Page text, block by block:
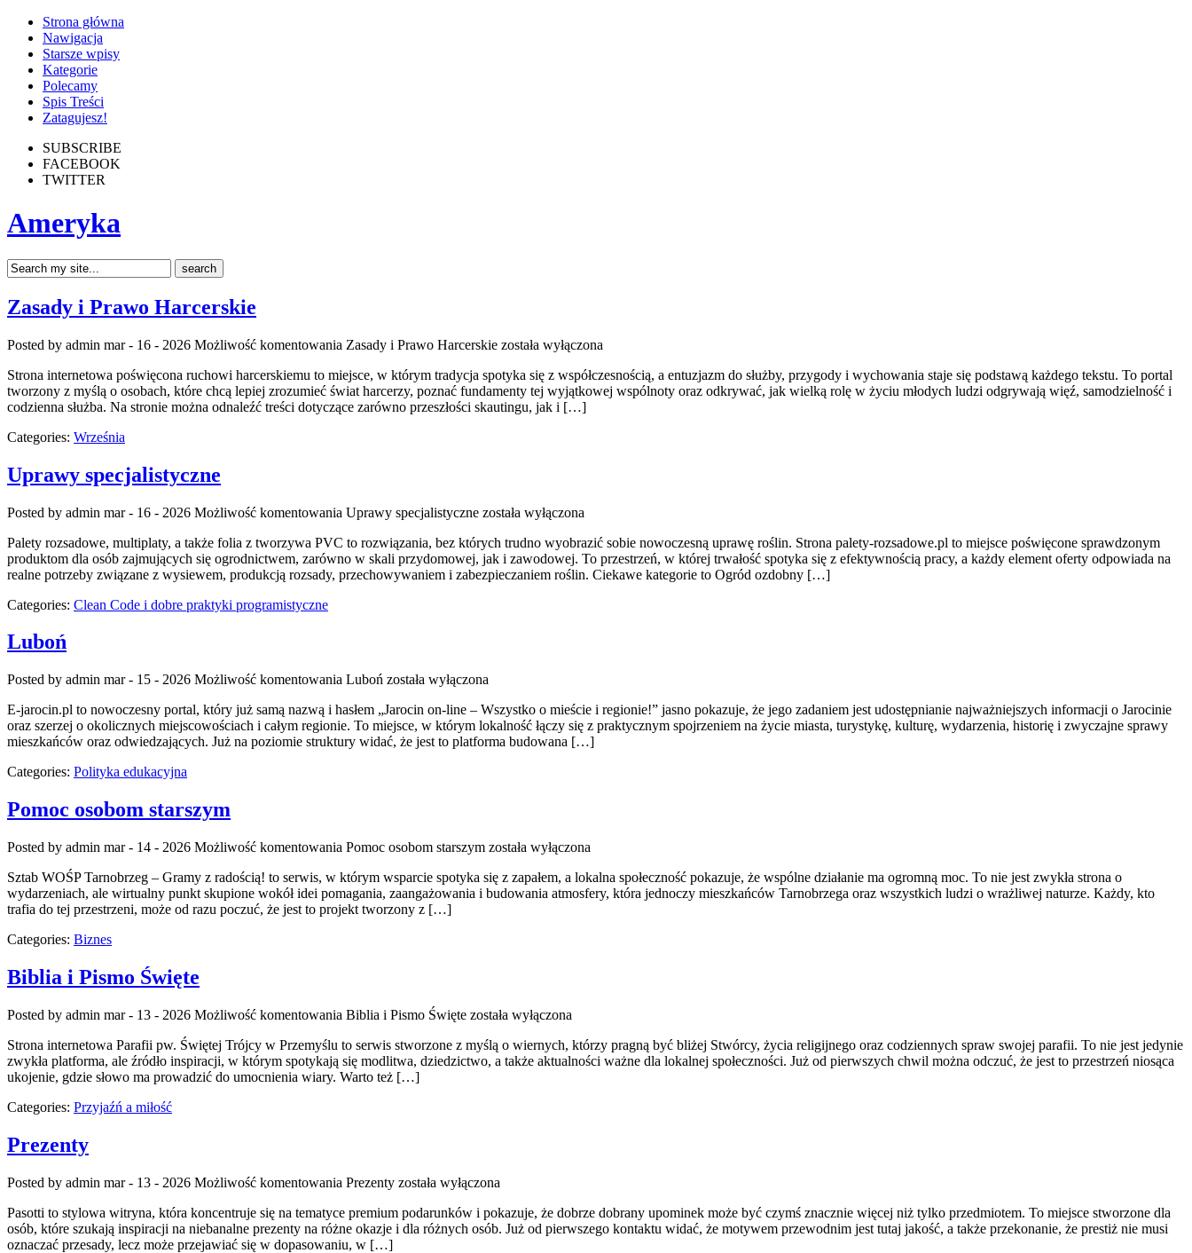
Strona główna
Nawigacja
Starsze wpisy
Kategorie
Polecamy
Spis Treści
Zatagujesz!
SUBSCRIBE
FACEBOOK
TWITTER
Ameryka
Zasady i Prawo Harcerskie
Posted by admin mar - 16 - 2026 Możliwość komentowania Zasady i Prawo Harcerskie została wyłączona
Strona internetowa poświęcona ruchowi harcerskiemu to miejsce, w którym tradycja spotyka się z współczesnością, a entuzjazm do służby, przygody i wychowania staje się podstawą każdego tekstu. To portal
tworzony z myślą o osobach, które chcą lepiej zrozumieć świat harcerzy, poznać fundamenty tej wyjątkowej wspólnoty oraz odkrywać, jak wielką rolę w życiu młodych ludzi odgrywają więź, samodzielność i
codzienna służba. Na stronie można odnaleźć treści dotyczące zarówno przeszłości skautingu, jak i […]
Categories: Września
Uprawy specjalistyczne
Posted by admin mar - 16 - 2026 Możliwość komentowania Uprawy specjalistyczne została wyłączona
Palety rozsadowe, multiplaty, a także folia z tworzywa PVC to rozwiązania, bez których trudno wyobrazić sobie nowoczesną uprawę roślin. Strona palety-rozsadowe.pl to miejsce poświęcone sprawdzonym
produktom dla osób zajmujących się ogrodnictwem, zarówno w skali przydomowej, jak i zawodowej. To przestrzeń, w której trwałość spotyka się z efektywnością pracy, a każdy element oferty odpowiada na
realne potrzeby związane z wysiewem, produkcją rozsady, przechowywaniem i zabezpieczaniem roślin. Ciekawe kategorie to Ogród ozdobny […]
Categories: Clean Code i dobre praktyki programistyczne
Luboń
Posted by admin mar - 15 - 2026 Możliwość komentowania Luboń została wyłączona
E-jarocin.pl to nowoczesny portal, który już samą nazwą i hasłem „Jarocin on-line – Wszystko o mieście i regionie!” jasno pokazuje, że jego zadaniem jest udostępnianie najważniejszych informacji o Jarocinie
oraz szerzej o okolicznych miejscowościach i całym regionie. To miejsce, w którym lokalność łączy się z praktycznym spojrzeniem na życie miasta, turystykę, kulturę, wydarzenia, historię i zwyczajne sprawy
mieszkańców oraz odwiedzających. Już na poziomie struktury widać, że jest to platforma budowana […]
Categories: Polityka edukacyjna
Pomoc osobom starszym
Posted by admin mar - 14 - 2026 Możliwość komentowania Pomoc osobom starszym została wyłączona
Sztab WOŚP Tarnobrzeg – Gramy z radością! to serwis, w którym wsparcie spotyka się z zapałem, a lokalna społeczność pokazuje, że wspólne działanie ma ogromną moc. To nie jest zwykła strona o
wydarzeniach, ale wirtualny punkt skupione wokół idei pomagania, zaangażowania i budowania atmosfery, która jednoczy mieszkańców Tarnobrzega oraz wszystkich ludzi o wrażliwej naturze. Każdy, kto
trafia do tej przestrzeni, może od razu poczuć, że jest to projekt tworzony z […]
Categories: Biznes
Biblia i Pismo Święte
Posted by admin mar - 13 - 2026 Możliwość komentowania Biblia i Pismo Święte została wyłączona
Strona internetowa Parafii pw. Świętej Trójcy w Przemyślu to serwis stworzone z myślą o wiernych, którzy pragną być bliżej Stwórcy, życia religijnego oraz codziennych spraw swojej parafii. To nie jest jedynie
zwykła platforma, ale źródło inspiracji, w którym spotykają się modlitwa, dziedzictwo, a także aktualności ważne dla lokalnej społeczności. Już od pierwszych chwil można odczuć, że jest to przestrzeń niosąca
ukojenie, gdzie słowo ma prowadzić do umocnienia wiary. Warto też […]
Categories: Przyjaźń a miłość
Prezenty
Posted by admin mar - 13 - 2026 Możliwość komentowania Prezenty została wyłączona
Pasotti to stylowa witryna, która koncentruje się na tematyce premium podarunków i pokazuje, że dobrze dobrany upominek może być czymś znacznie więcej niż tylko przedmiotem. To miejsce stworzone dla
osób, które szukają inspiracji na niebanalne prezenty na różne okazje i dla różnych osób. Już od pierwszego kontaktu widać, że motywem przewodnim jest tutaj jakość, a także przekonanie, że prestiż nie musi
oznaczać przesady, lecz może przejawiać się w dopasowaniu, w […]